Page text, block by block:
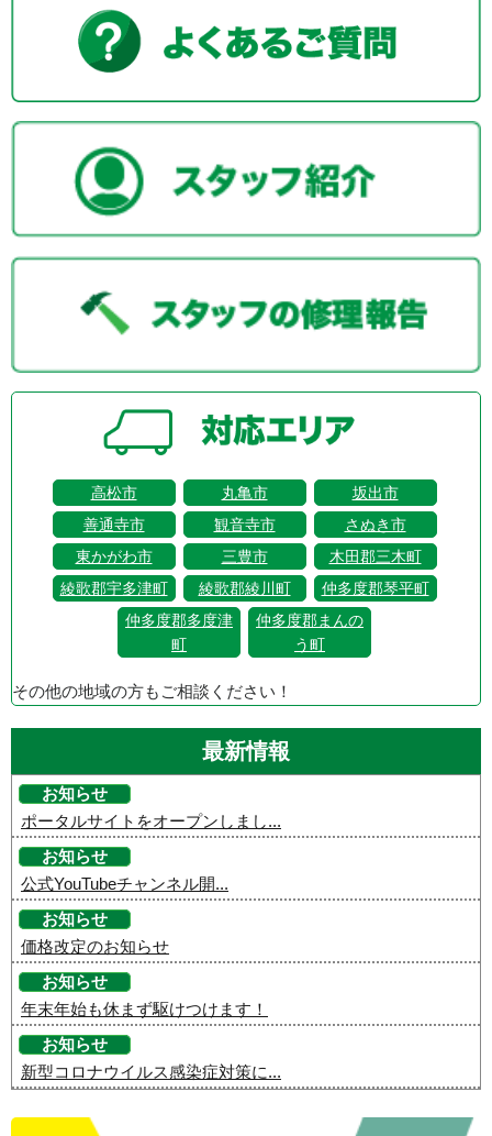
高松市 丸亀市
坂出市
善通寺市
観音寺市
さぬき市
東かがわ市
三豊市
木田郡三木町
綾歌郡宇多津町
綾歌郡綾川町
仲多度郡琴平町
仲多度郡多度津
町
仲多度郡まんの
う町
その他の地域の方もご相談ください！
最新情報
お知らせ
ポータルサイトをオープンしまし...
お知らせ
公式YouTubeチャンネル開...
お知らせ
価格改定のお知らせ
お知らせ
年末年始も休まず駆けつけます！
お知らせ
新型コロナウイルス感染症対策に...